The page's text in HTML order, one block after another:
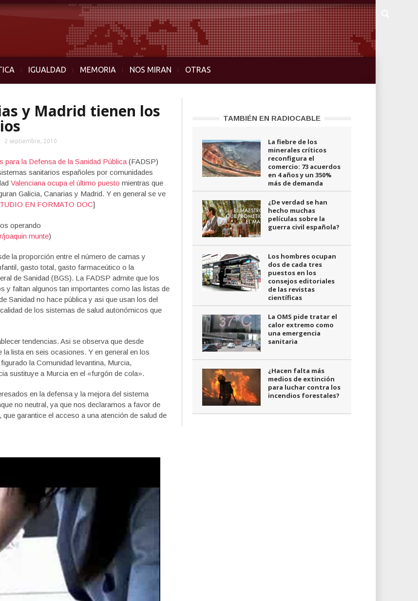
IGUALDAD MEMORIA NOS MIRAN OTRAS
y Madrid tienen los
2 septiembre, 2010
para la Defensa de la Sanidad Pública (FADSP)
sanitarios españoles por comunidades
Valenciana ocupa el último puesto mientras que
Galicia, Canarias y Madrid. Y en general se ve
EN FORMATO DOC]
joaquin munte)
la proporción entre el número de camas y
gasto total, gasto farmaceútico o la
de Sanidad (BGS). La FADSP admite que los
y faltan algunos tan importantes como las listas de
Sanidad no hace pública y asi que usan los del
de los sistemas de salud autonómicos que
tendencias. Asi se observa que desde
lista en seis ocasiones. Y en general en los
la Comunidad levantina, Murcia,
sustituye a Murcia en el «furgón de cola».
en la defensa y la mejora del sistema
no neutral, ya que nos declaramos a favor de
garantice el acceso a una atención de salud de
TAMBIÉN EN RADIOCABLE
La fiebre de los
minerales críticos
reconfigura el
comercio: 73 acuerdos
en 4 años y un 350%
más de demanda
¿De verdad se han
hecho muchas
películas sobre la
guerra civil española?
Los hombres ocupan
dos de cada tres
puestos en los
consejos editoriales
de las revistas
científicas
La OMS pide tratar el
calor extremo como
una emergencia
sanitaria
¿Hacen falta más
medios de extinción
para luchar contra los
incendios forestales?